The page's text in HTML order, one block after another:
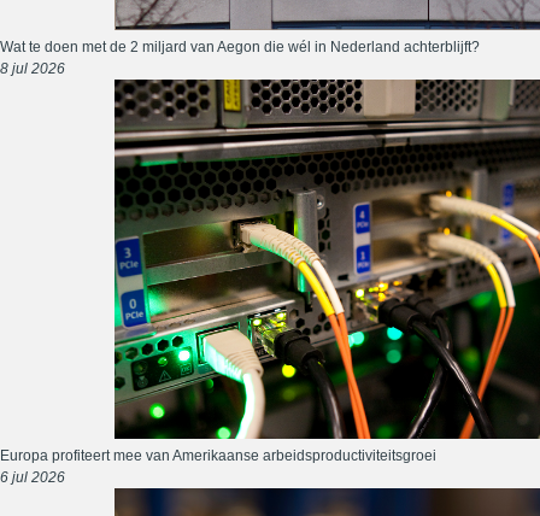
Wat te doen met de 2 miljard van Aegon die wél in Nederland achterblijft?
8 jul 2026
Europa profiteert mee van Amerikaanse arbeidsproductiviteitsgroei
6 jul 2026